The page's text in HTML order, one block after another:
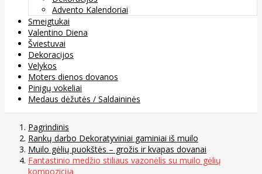
Advento Kalendoriai
Smeigtukai
Valentino Diena
Šviestuvai
Dekoracijos
Velykos
Moters dienos dovanos
Pinigų vokeliai
Medaus dėžutės / Saldaininės
Pagrindinis
Rankų darbo Dekoratyviniai gaminiai iš muilo
Muilo gėlių puokštės – grožis ir kvapas dovanai
Fantastinio medžio stiliaus vazonėlis su muilo gėlių
kompozicija